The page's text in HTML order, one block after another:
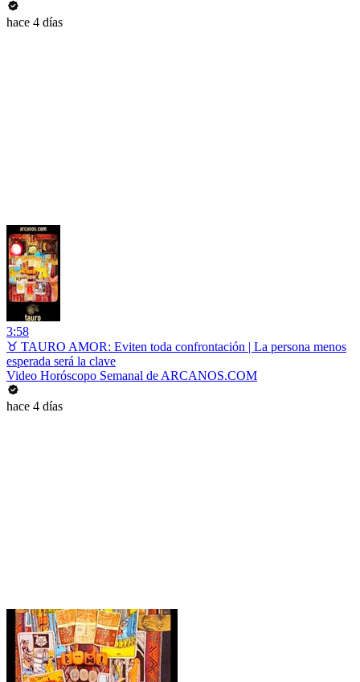
hace 4 días
3:58
♉ TAURO AMOR: Eviten toda confrontación | La persona menos
esperada será la clave
Video Horóscopo Semanal de ARCANOS.COM
hace 4 días